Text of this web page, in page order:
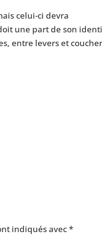
celui-ci devra
une part de son
entre levers et
indiqués avec*